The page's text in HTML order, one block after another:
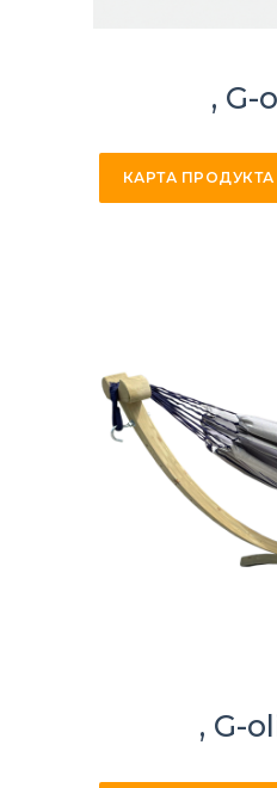
, G-
КАРТА ПРОДУКТА
, G-